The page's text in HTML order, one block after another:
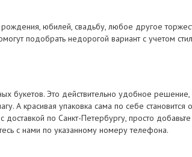
юбилей, свадьбу, любое другое
подобрать недорогой вариант с учетом
букетов. Это действительно удобное
А красивая упаковка сама по себе
по Санкт-Петербургу, просто
с нами по указанному номеру телефона.